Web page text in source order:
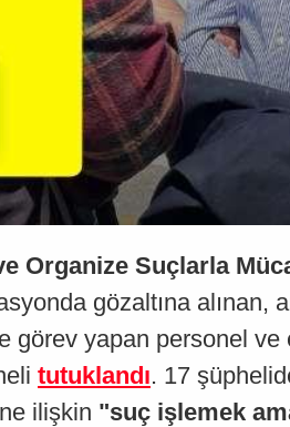
Organize Suçlarla
gözaltına alınan,
yapan personel ve
tutuklandı. 17
ilişkin "suç işlemek